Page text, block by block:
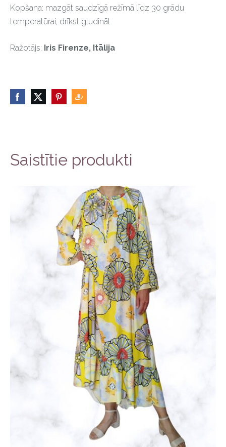
Kopšana: mazgāt saudzīgā režīmā līdz 30 grādu
temperatūrai, drīkst gludināt
Ražotājs: Iris Firenze, Itālija
Saistītie produkti